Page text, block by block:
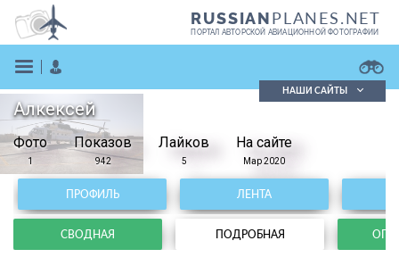
RUSSIANPLANES.NET
ПОРТАЛ АВТОРСКОЙ АВИАЦИОННОЙ ФОТОГРАФИИ
Поиск в реестре
Кратко
Подробно
НАШИ САЙТЫ
Алкексей
Фото
1
Показов
942
Лайков
5
На сайте
Мар 2020
ПРОФИЛЬ ЛЕНТА
СВОДНАЯ ПОДРОБНАЯ